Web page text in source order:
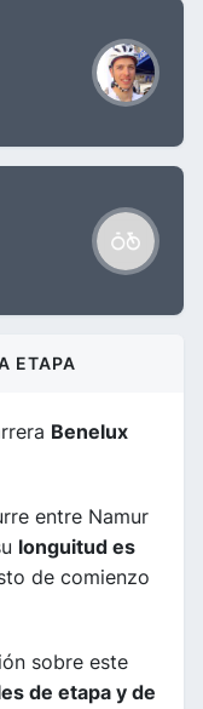
ETAPA
Benelux
entre Namur
longuitud es
de comienzo
sobre este
de etapa y de